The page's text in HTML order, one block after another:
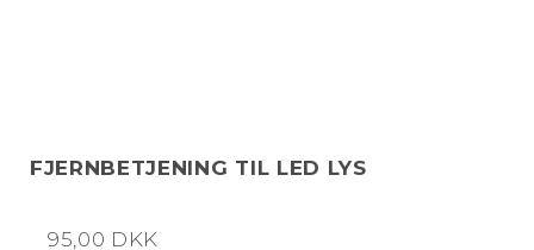
FJERNBETJENING TIL LED LYS
95,00 DKK